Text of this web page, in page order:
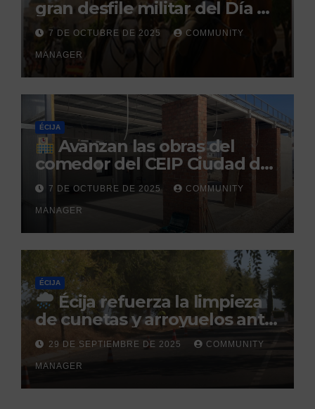
gran desfile militar del Día de
la Hispanidad organizado por
el Centro Militar de Cría
Caballar
7 DE OCTUBRE DE 2025 COMMUNITY
MANAGER
ÉCIJA
Avanzan las obras del
comedor del CEIP Ciudad del
Sol: su finalización está
prevista para finales de 2025
7 DE OCTUBRE DE 2025 COMMUNITY
MANAGER
ÉCIJA
Écija refuerza la limpieza
de cunetas y arroyuelos ante
la llegada de las lluvias
otoñales
29 DE SEPTIEMBRE DE 2025 COMMUNITY
MANAGER